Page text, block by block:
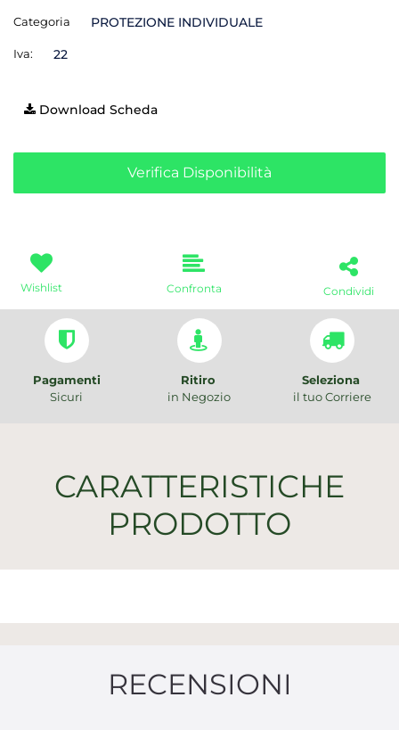
Categoria PROTEZIONE INDIVIDUALE
Iva: 22
Download Scheda
Verifica Disponibilità
Wishlist Confronta Condividi
Pagamenti
Sicuri
Ritiro
in Negozio
Seleziona
il tuo Corriere
CARATTERISTICHE
PRODOTTO
RECENSIONI